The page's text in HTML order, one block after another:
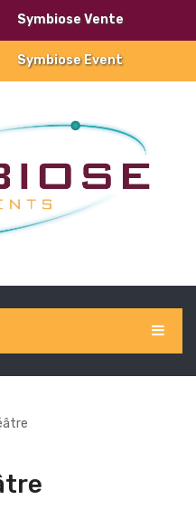
Symbiose Vente
Symbiose Event